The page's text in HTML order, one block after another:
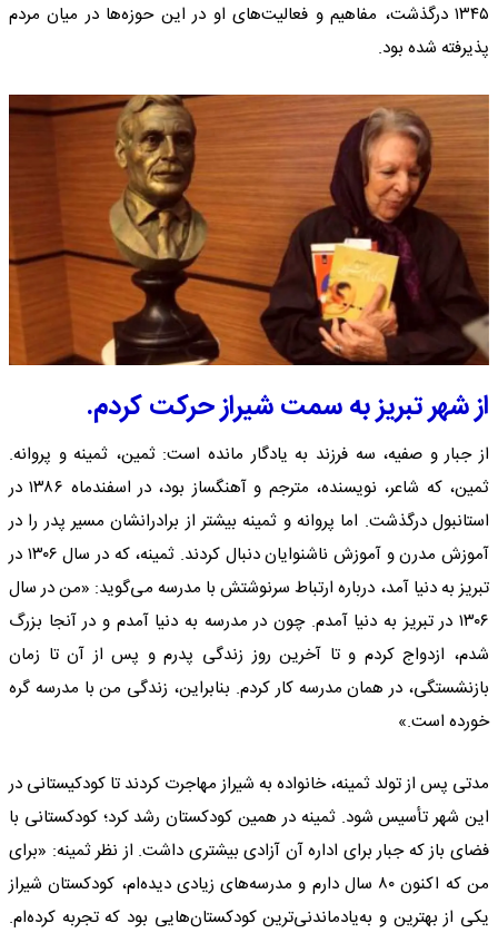
۱۳۴۵ درگذشت، مفاهیم و فعالیت‌های او در این حوزه‌ها در میان مردم
پذیرفته شده بود.
از شهر تبریز به سمت شیراز حرکت کردم.
از جبار و صفیه، سه فرزند به یادگار مانده است: ثمین، ثمینه و پروانه.
ثمین، که شاعر، نویسنده، مترجم و آهنگساز بود، در اسفندماه ۱۳۸۶ در
استانبول درگذشت. اما پروانه و ثمینه بیشتر از برادرانشان مسیر پدر را در
آموزش مدرن و آموزش ناشنوایان دنبال کردند. ثمینه، که در سال ۱۳۰۶ در
تبریز به دنیا آمد، درباره ارتباط سرنوشتش با مدرسه می‌گوید: «من در سال
۱۳۰۶ در تبریز به دنیا آمدم. چون در مدرسه به دنیا آمدم و در آنجا بزرگ
شدم، ازدواج کردم و تا آخرین روز زندگی پدرم و پس از آن تا زمان
بازنشستگی، در همان مدرسه کار کردم. بنابراین، زندگی من با مدرسه گره
خورده است.»
مدتی پس از تولد ثمینه، خانواده به شیراز مهاجرت کردند تا کودکیستانی در
این شهر تأسیس شود. ثمینه در همین کودکستان رشد کرد؛ کودکستانی با
فضای باز که جبار برای اداره آن آزادی بیشتری داشت. از نظر ثمینه: «برای
من که اکنون ۸۰ سال دارم و مدرسه‌های زیادی دیده‌ام، کودکستان شیراز
یکی از بهترین و به‌یادماندنی‌ترین کودکستان‌هایی بود که تجربه کرده‌ام.